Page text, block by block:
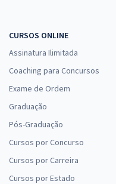
CURSOS ONLINE
Assinatura Ilimitada
Coaching para Concursos
Exame de Ordem
Graduação
Pós-Graduação
Cursos por Concurso
Cursos por Carreira
Cursos por Estado